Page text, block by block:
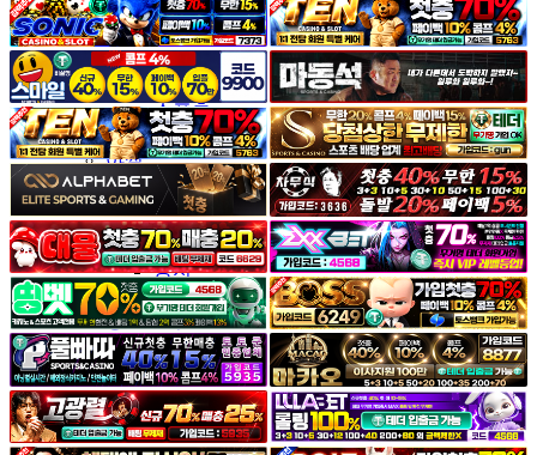
BJ
품번
후방주의
움짤
스포츠
기타
야썰
고객센터
공지&이벤트
공지
1:1문의
광고문의